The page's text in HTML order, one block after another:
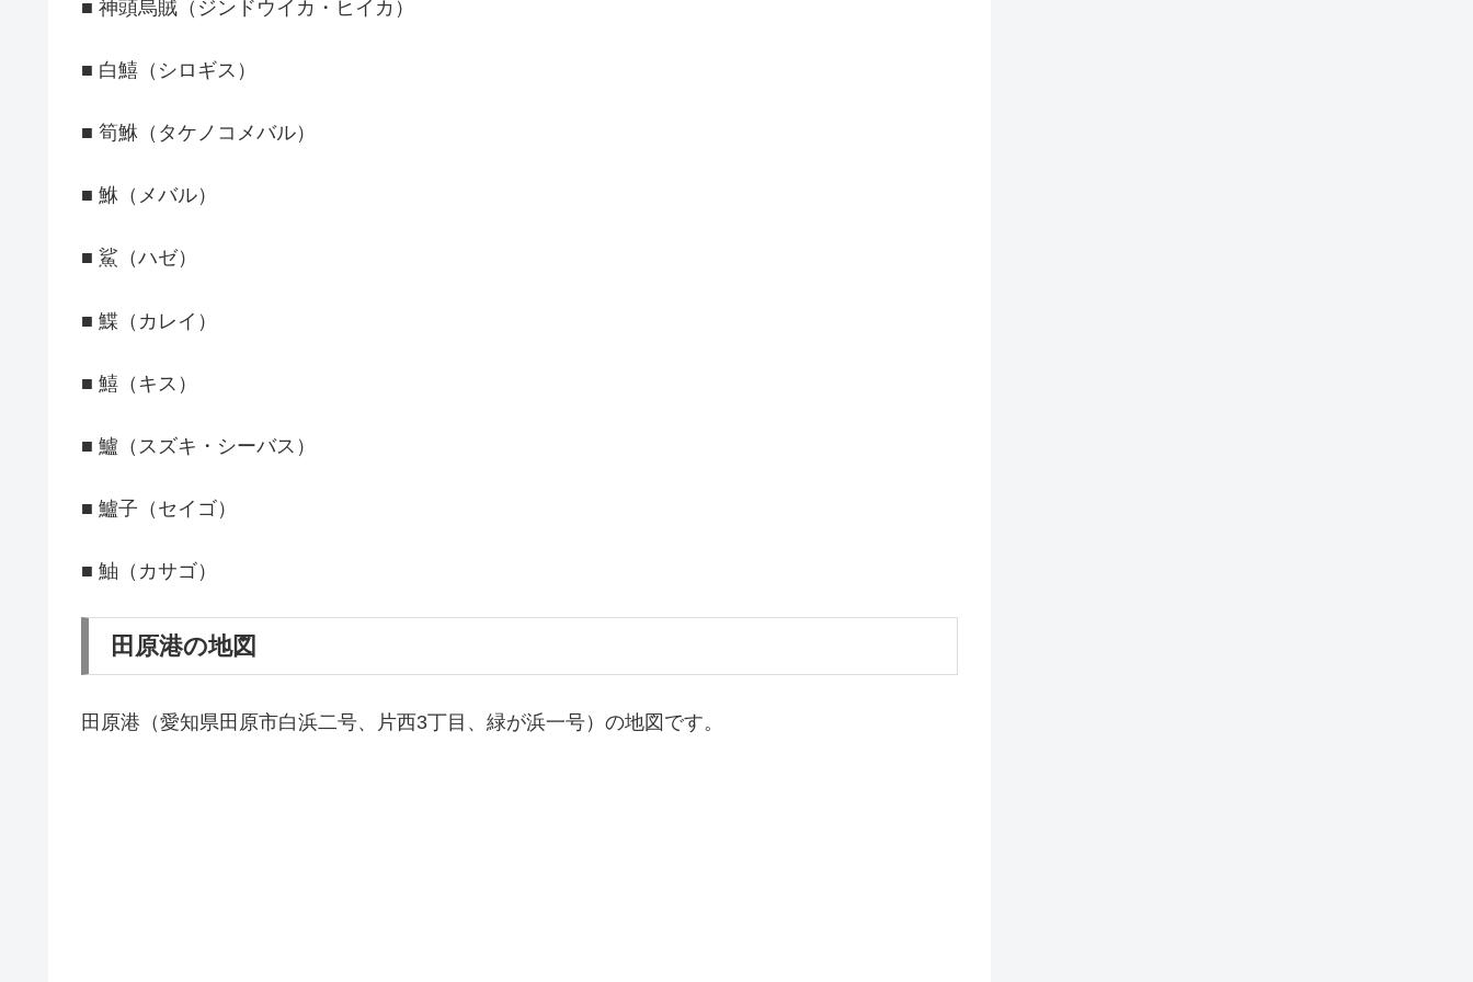
■ 神頭烏賊（ジンドウイカ・ヒイカ）
■ 白鱚（シロギス）
■ 筍鮴（タケノコメバル）
■ 鮴（メバル）
■ 鯊（ハゼ）
■ 鰈（カレイ）
■ 鱚（キス）
■ 鱸（スズキ・シーバス）
■ 鱸子（セイゴ）
■ 鮋（カサゴ）
田原港の地図
田原港（愛知県田原市白浜二号、片西3丁目、緑が浜一号）の地図です。